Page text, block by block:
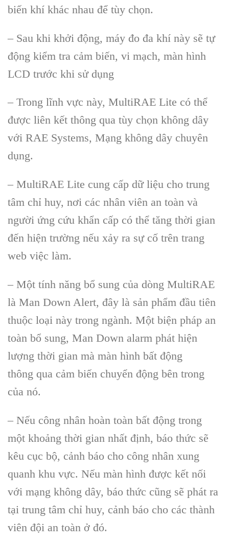
biến khí khác nhau để tùy chọn.
– Sau khi khởi động, máy đo đa khí này sẽ tự
động kiểm tra cảm biến, vi mạch, màn hình
LCD trước khi sử dụng
– Trong lĩnh vực này, MultiRAE Lite có thể
được liên kết thông qua tùy chọn không dây
với RAE Systems, Mạng không dây chuyên
dụng.
– MultiRAE Lite cung cấp dữ liệu cho trung
tâm chỉ huy, nơi các nhân viên an toàn và
người ứng cứu khẩn cấp có thể tăng thời gian
đến hiện trường nếu xảy ra sự cố trên trang
web việc làm.
– Một tính năng bổ sung của dòng MultiRAE
là Man Down Alert, đây là sản phẩm đầu tiên
thuộc loại này trong ngành. Một biện pháp an
toàn bổ sung, Man Down alarm phát hiện
lượng thời gian mà màn hình bất động
thông qua cảm biến chuyển động bên trong
của nó.
– Nếu công nhân hoàn toàn bất động trong
một khoảng thời gian nhất định, báo thức sẽ
kêu cục bộ, cảnh báo cho công nhân xung
quanh khu vực. Nếu màn hình được kết nối
với mạng không dây, báo thức cũng sẽ phát ra
tại trung tâm chỉ huy, cảnh báo cho các thành
viên đội an toàn ở đó.